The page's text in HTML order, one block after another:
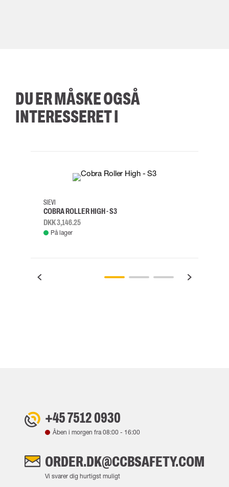
DU ER MÅSKE OGSÅ
INTERESSERET I
38
SIEVI
COBRA ROLLER HIGH - S3
DKK 3,146.25
På lager
+45 7512 0930
Åben i morgen fra08:00 - 16:00
ORDER.DK@CCBSAFETY.COM
Vi svarer dig hurtigst muligt